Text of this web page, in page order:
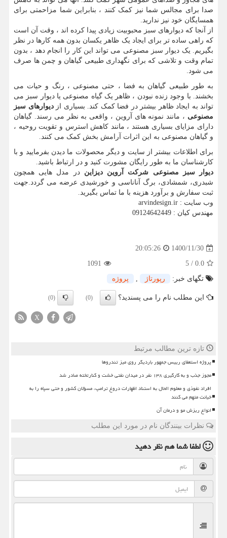
صدا برای مجالس شما نیز کمک کنند ، بنابراین شما مزاحمتی برای
همسایگان خود نیز ندارید.
از آنجا که دیوارهای سبز محبوبیت زیادی پیدا کرده اند ، وقت آن است
که راهی ساده تر برای ایجاد یک ظاهر یکسان بدون همه کارها در نظر
بگیریم. یک دیوار سبز مصنوعی می تواند این کار را انجام دهد ، بدون
تمام وقت و تلاشی که برای نگهداری طبیعی گیاهان و چمن ها صرف
می شود.
به طور طبیعی گیاهان به فضا ، حتی مصنوعی ، رنگ و حیات می
بخشند. با وجود زنده نبودن ، ظاهر یک گیاه مصنوعی یا دیوار سبز می
تواند به ایجاد ظاهر بیشتر در فضا کمک کند. بسیاری ازدیوارهای سبز
مصنوعی ، مانند نمونه های آروین ، واقعی به نظر می رسند. گیاهان
دارای مزایای بسیاری هستند ، مانند کاهش استرس و تقویت روحیه ،
و گیاهان مصنوعی به این اثرات آرامش بخش کمک می کنند.
برای اطلاعات بیشتر از سایت و دیگر محصولات ما دیدن بفرمایید و با
کارشناسان ما به طور رایگان مشورت کنید و در ارتباط باشید.
دیوار سبز مصنوعی شرکت آروین دیزاین در مدل هایی همچون
شبدری، شمشادی، برگ آناناسی و خورشیدی عرضه می گردد.جهت
ثبت سفارش و برآورد هزینه با ما تماس بگیرید.
وب سایت : arvindesign.ir
مهندس کیان : 09124642449
1400/11/30
20:05:26
0.0
/
5
1091
تگهای خبر:
رپورتاژ , پروژه
این مطلب نام را می پسندید؟ (0)
(0)
X
تازه ترین مطالب مرتبط
پروژه استعفای رییس جمهور باردیگر روی میز تندروها
مجوز جذب و به کارگیری ۱۳۸ نفر در میدان نفتی خشت و کنارتخته صادر شد
افراد نفوذی و معلوم الحال به استناد اظهارات دروغ ترامپ، مسؤلان کشور و حتی سپاه را به
خیانت متهم می کنند
انواع ریزش مو و درمان آن
نظرات بینندگان نام در مورد این مطلب
لطفا شما همنظر دهید